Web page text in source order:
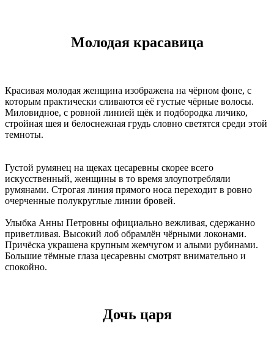
Молодая красавица
Красивая молодая женщина изображена на чёрном фоне, с
которым практически сливаются её густые чёрные волосы.
Миловидное, с ровной линией щёк и подбородка личико,
стройная шея и белоснежная грудь словно светятся среди этой
темноты.
Густой румянец на щеках цесаревны скорее всего
искусственный, женщины в то время злоупотребляли
румянами. Строгая линия прямого носа переходит в ровно
очерченные полукруглые линии бровей.
Улыбка Анны Петровны официально вежливая, сдержанно
приветливая. Высокий лоб обрамлён чёрными локонами.
Причёска украшена крупным жемчугом и алыми рубинами.
Большие тёмные глаза цесаревны смотрят внимательно и
спокойно.
Дочь царя